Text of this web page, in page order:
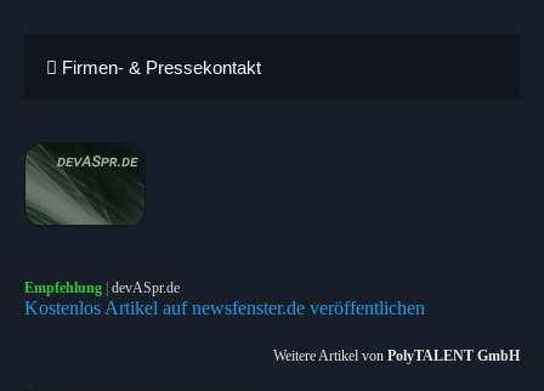
Firmen- & Pressekontakt
Empfehlung | devASpr.de
Kostenlos Artikel auf newsfenster.de veröffentlichen
Weitere Artikel von PolyTALENT GmbH